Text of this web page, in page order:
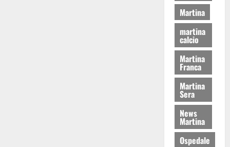
Martina
martina
calcio
Martina
Franca
Martina
Sera
News
Martina
Ospedale